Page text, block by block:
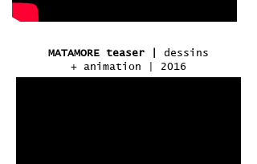
MATAMORE teaser | dessins
+ animation | 2016